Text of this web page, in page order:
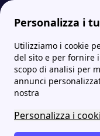
Personalizza i
Utilizziamo i cookie
del sito e per fornire
scopo di analisi per
annunci
nostra
Personalizza i
Papernest.it More
Italgas
l'allaccio